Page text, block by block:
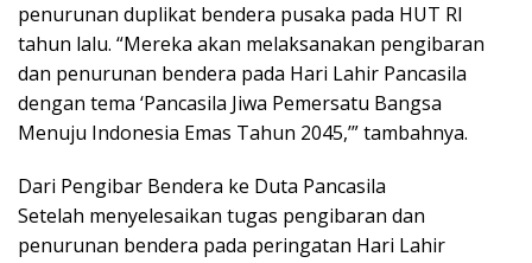
penurunan duplikat bendera pusaka pada HUT RI
tahun lalu. “Mereka akan melaksanakan pengibaran
dan penurunan bendera pada Hari Lahir Pancasila
dengan tema ‘Pancasila Jiwa Pemersatu Bangsa
Menuju Indonesia Emas Tahun 2045,’” tambahnya.
Dari Pengibar Bendera ke Duta Pancasila
Setelah menyelesaikan tugas pengibaran dan
penurunan bendera pada peringatan Hari Lahir